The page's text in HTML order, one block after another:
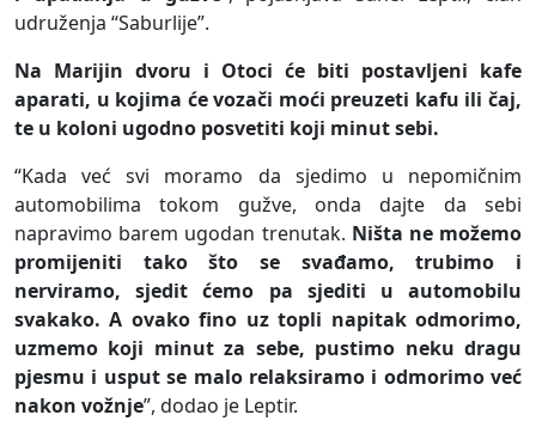
udruženja “Saburlije”.
Na Marijin dvoru i Otoci će biti postavljeni kafe
aparati, u kojima će vozači moći preuzeti kafu ili čaj,
te u koloni ugodno posvetiti koji minut sebi.
“Kada već svi moramo da sjedimo u nepomičnim
automobilima tokom gužve, onda dajte da sebi
napravimo barem ugodan trenutak. Ništa ne možemo
promijeniti tako što se svađamo, trubimo i
nerviramo, sjedit ćemo pa sjediti u automobilu
svakako. A ovako fino uz topli napitak odmorimo,
uzmemo koji minut za sebe, pustimo neku dragu
pjesmu i usput se malo relaksiramo i odmorimo već
nakon vožnje”, dodao je Leptir.